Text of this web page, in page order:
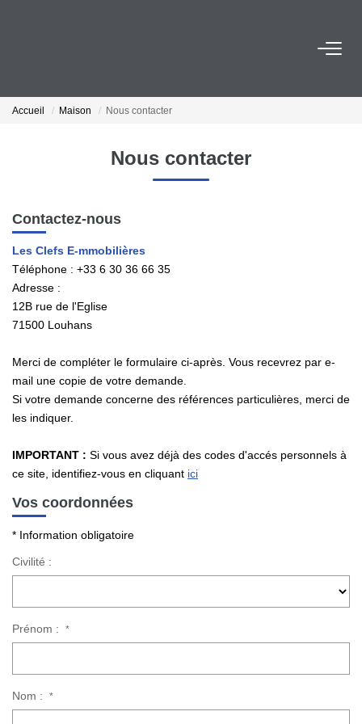
VENDRE
NOS AGENCES
Nos Actualités
Accueil Maison Nous contacter
Nous contacter
Contactez-nous
Les Clefs E-mmobilières
Téléphone : +33 6 30 36 66 35
Adresse :
12B rue de l'Eglise
71500 Louhans
Merci de compléter le formulaire ci-après. Vous recevrez par e-
mail une copie de votre demande.
Si votre demande concerne des références particulières, merci de
les indiquer.
IMPORTANT : Si vous avez déjà des codes d'accés personnels à
ce site, identifiez-vous en cliquant ici
Vos coordonnées
* Information obligatoire
Civilité :
Prénom : *
Nom : *